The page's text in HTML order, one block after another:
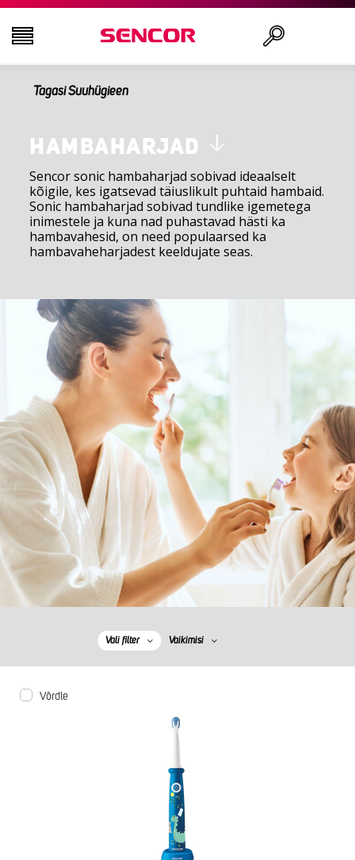
AUDIO - VIDEO
KÖÖK
MAJAPIDAMINE
ILU JA TERVIS
Tagasi Suuhügieen
HAMBAHARJAD
Sencor sonic hambaharjad sobivad ideaalselt
kõigile, kes igatsevad täiuslikult puhtaid hambaid.
Sonic hambaharjad sobivad tundlike igemetega
inimestele ja kuna nad puhastavad hästi ka
hambavahesid, on need populaarsed ka
hambavaheharjadest keeldujate seas.
Vali filter Vaikimisi
Võrdle